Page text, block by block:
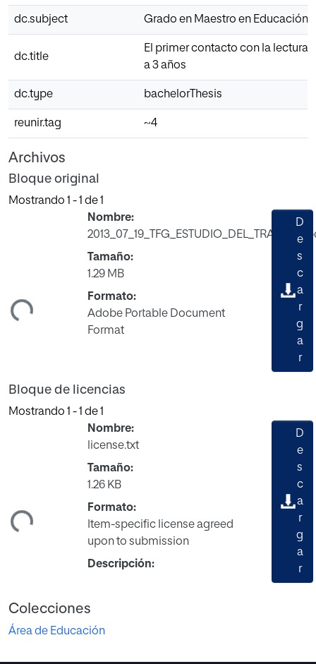
dc.subject Grado en Maestro en Educación
dc.title
El primer contacto con la lectura
a 3 años
dc.type bachelorThesis
reunir.tag ~4
Archivos
Bloque original
Mostrando 1 - 1 de 1
Nombre:
Tamaño:
1.29 MB
Formato:
Adobe Portable Document
Format
D
e
s
c
a
r
g
a
r
Bloque de licencias
Mostrando 1 - 1 de 1
Nombre:
license.txt
Tamaño:
1.26 KB
Formato:
Item-specific license agreed
upon to submission
Descripción:
D
e
s
c
a
r
g
a
r
Colecciones
Área de Educación